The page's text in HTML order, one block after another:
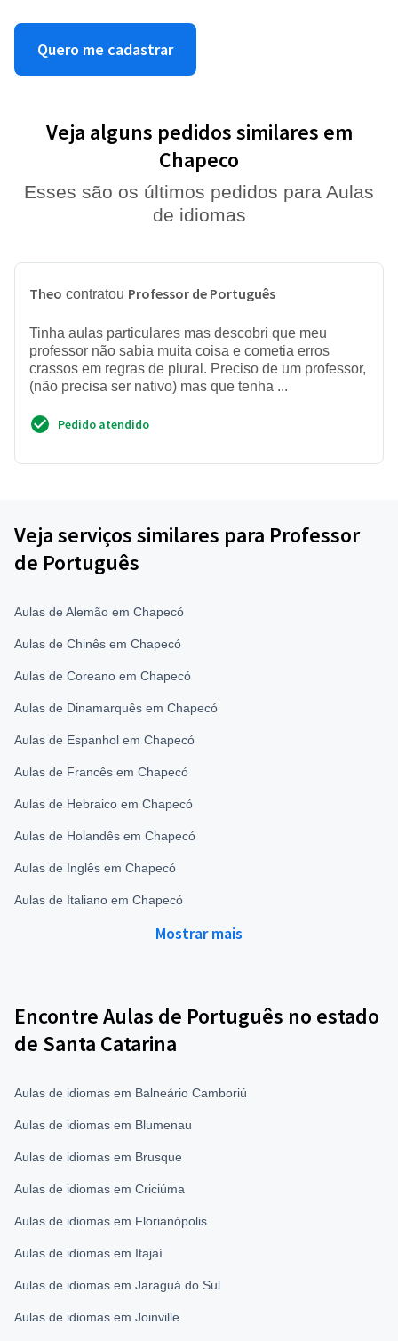
Quero me cadastrar
Veja alguns pedidos similares em
Chapeco
Esses são os últimos pedidos para Aulas
de idiomas
Theo contratou Professor de Português
Tinha aulas particulares mas descobri que meu
professor não sabia muita coisa e cometia erros
crassos em regras de plural. Preciso de um professor,
(não precisa ser nativo) mas que tenha ...
Pedido atendido
Veja serviços similares para Professor
de Português
Aulas de Alemão em Chapecó
Aulas de Chinês em Chapecó
Aulas de Coreano em Chapecó
Aulas de Dinamarquês em Chapecó
Aulas de Espanhol em Chapecó
Aulas de Francês em Chapecó
Aulas de Hebraico em Chapecó
Aulas de Holandês em Chapecó
Aulas de Inglês em Chapecó
Aulas de Italiano em Chapecó
Mostrar mais
Encontre Aulas de Português no estado
de Santa Catarina
Aulas de idiomas em Balneário Camboriú
Aulas de idiomas em Blumenau
Aulas de idiomas em Brusque
Aulas de idiomas em Criciúma
Aulas de idiomas em Florianópolis
Aulas de idiomas em Itajaí
Aulas de idiomas em Jaraguá do Sul
Aulas de idiomas em Joinville